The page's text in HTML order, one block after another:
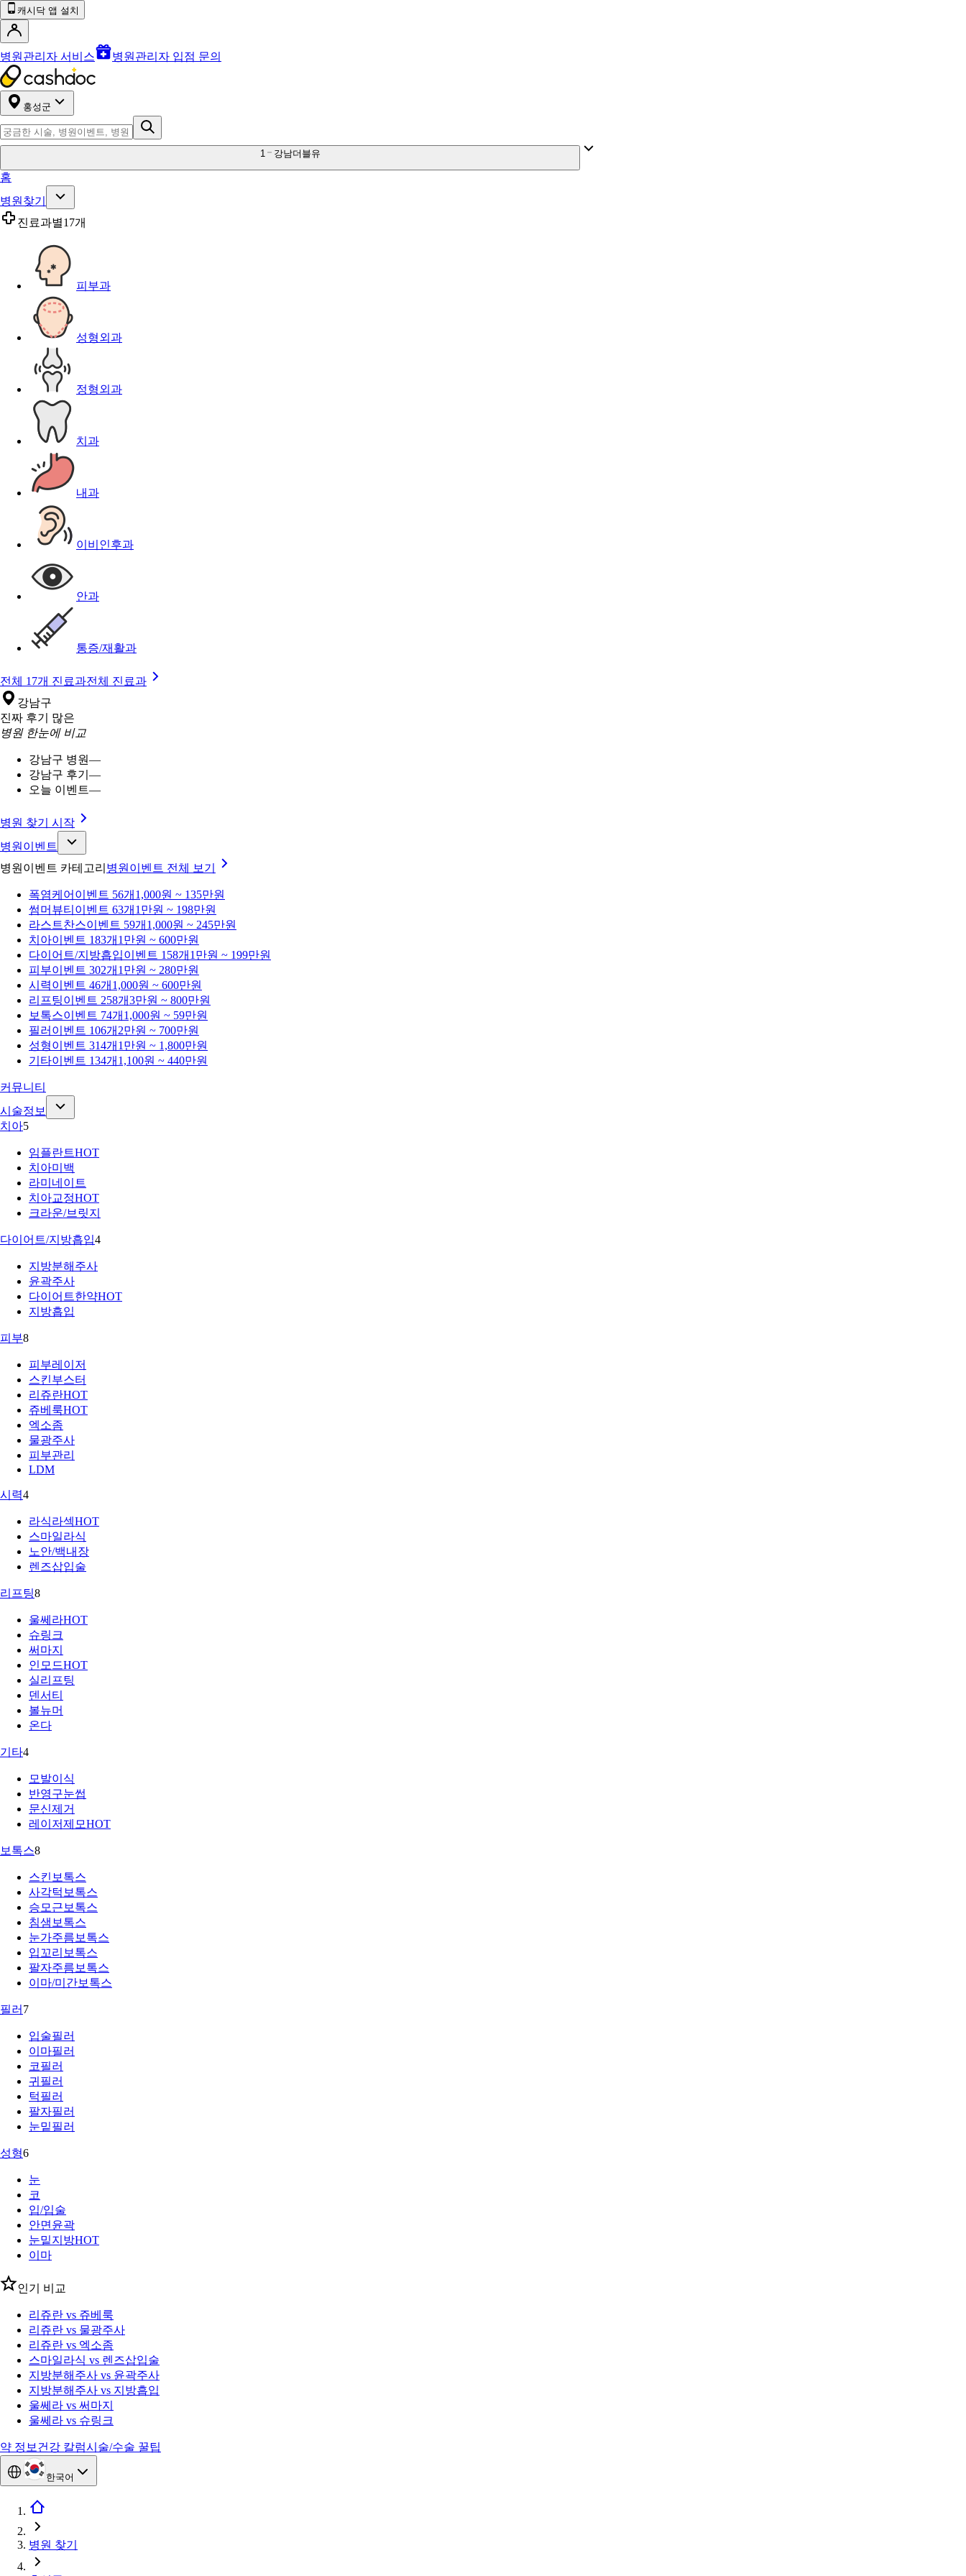
캐시닥 앱 설치
병원관리자 서비스 병원관리자 입점 문의
홍성군
1 강남더블유
홈
병원찾기
진료과별17개
피부과
성형외과
정형외과
치과
내과
이비인후과
안과
통증/재활과
전체 17개 진료과전체 진료과
강남구
진짜 후기 많은
병원 한눈에 비교
강남구 병원—
강남구 후기 —
오늘 이벤트—
병원 찾기 시작
병원이벤트
병원이벤트 카테고리 병원이벤트 전체 보기
폭염케어 이벤트 56개 1,000원 ~ 135만원
썸머뷰티 이벤트 63개 1만원 ~ 198만원
라스트찬스이벤트 59개 1,000원 ~ 245만원
치아이벤트 183개 1만원 ~ 600만원
다이어트/지방흡입이벤트 158개 1만원 ~ 199만원
피부이벤트 302개 1만원 ~ 280만원
시력이벤트 46개 1,000원 ~ 600만원
리프팅이벤트 258개3만원 ~ 800만원
보톡스이벤트 74개 1,000원 ~ 59만원
필러 이벤트 106개 2만원 ~ 700만원
성형이벤트 314개 1만원 ~ 1,800만원
기타이벤트 134개 1,100원 ~ 440만원
커뮤니티
시술정보
치아5
임플란트HOT
치아미백
라미네이트
치아교정HOT
크라운/브릿지
다이어트/지방흡입4
지방분해주사
윤곽주사
다이어트한약HOT
지방흡입
피부8
피부레이저
스킨부스터
리쥬란HOT
쥬베룩HOT
엑소좀
물광주사
피부관리
LDM
시력4
라식라섹HOT
스마일라식
노안/백내장
렌즈삽입술
리프팅8
울쎄라HOT
슈링크
써마지
인모드HOT
실리프팅
덴서티
볼뉴머
온다
기타4
모발이식
반영구눈썹
문신제거
레이저제모HOT
보톡스8
스킨보톡스
사각턱보톡스
승모근보톡스
침샘보톡스
눈가주름보톡스
입꼬리보톡스
팔자주름보톡스
이마/미간보톡스
필러 7
입술필러
이마필러
코필러
귀필러
턱필러
팔자필러
눈밑필러
성형6
눈
코
입/입술
안면윤곽
눈밑지방HOT
이마
인기 비교
리쥬란 vs 쥬베룩
리쥬란 vs 물광주사
리쥬란 vs 엑소좀
스마일라식 vs 렌즈삽입술
지방분해주사 vs 윤곽주사
지방분해주사 vs 지방흡입
울쎄라 vs 써마지
울쎄라 vs 슈링크
약 정보 건강 칼럼시술/수술 꿀팁
한국어
병원 찾기